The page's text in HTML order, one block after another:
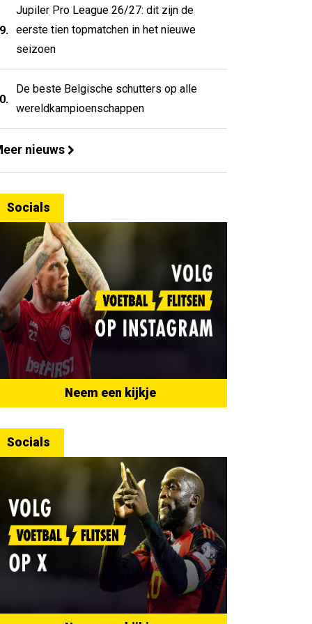
Jupiler Pro League 26/27: dit zijn de
eerste tien topmatchen in het nieuwe
seizoen
De beste Belgische schutters op alle
wereldkampioenschappen
nieuws
Socials
Neem een kijkje
Socials